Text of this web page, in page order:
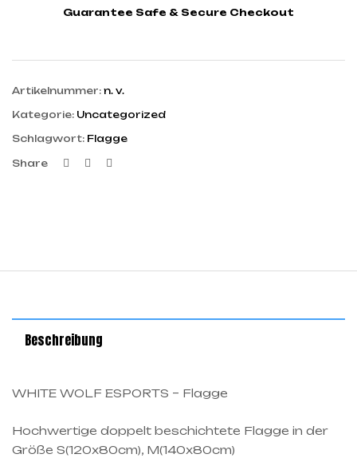
Guarantee Safe & Secure Checkout
Artikelnummer: n. v.
Kategorie: Uncategorized
Schlagwort: Flagge
Share Facebook
Twitter
Beschreibung
WHITE WOLF ESPORTS – Flagge
Hochwertige doppelt beschichtete Flagge in der
Größe S(120x80cm), M(140x80cm)